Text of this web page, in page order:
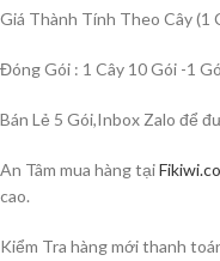
Giá Thành Tính Theo Cây (1
Đóng Gói : 1 Cây 10 Gói -1
Bán Lẻ 5 Gói,Inbox Zalo để
An Tâm mua hàng tại
cao.
Kiểm Tra hàng mới thanh